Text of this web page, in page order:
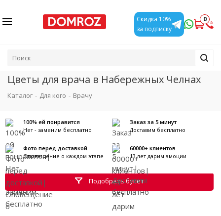
Скидка 10%
за подписку
0
Цветы для врача в Набережных Челнах
Каталог - Для кого - Врачу
100% ей понравится
Нет - заменим бесплатно
Заказ за 5 минут
Доставим бесплатно
Фото перед доставкой
Оповещение о каждом этапе
60000+ клиентов
13 лет дарим эмоции
Подобрать букет